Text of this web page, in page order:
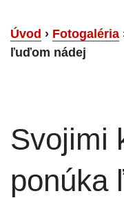
Úvod › Fotogaléria
ľuďom nádej
Svojimi
ponúka